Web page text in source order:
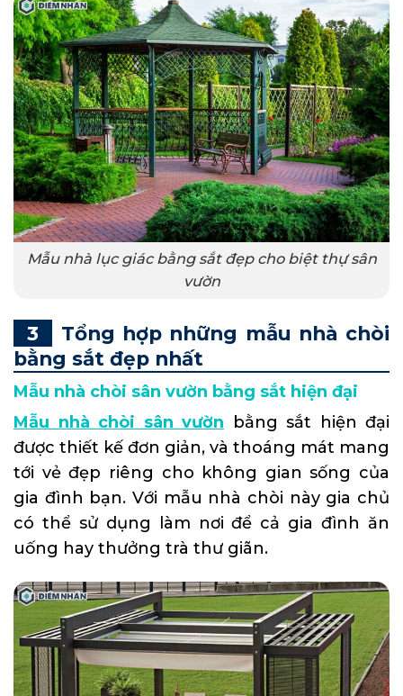
Mẫu nhà lục giác bằng sắt đẹp cho biệt thự sân
vườn
Tổng hợp những mẫu nhà chòi
bằng sắt đẹp nhất
Mẫu nhà chòi sân vườn bằng sắt hiện đại
Mẫu nhà chòi sân vườn bằng sắt hiện đại
được thiết kế đơn giản, và thoáng mát mang
tới vẻ đẹp riêng cho không gian sống của
gia đình bạn. Với mẫu nhà chòi này gia chủ
có thể sử dụng làm nơi để cả gia đình ăn
uống hay thưởng trà thư giãn.